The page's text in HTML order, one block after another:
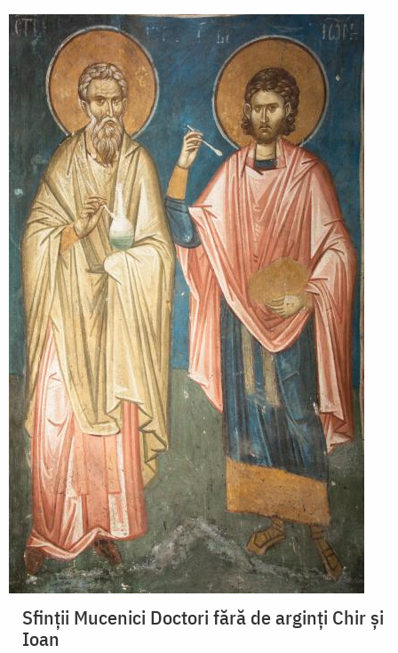
Sfinții Mucenici Doctori fără de arginți Chir și
Ioan